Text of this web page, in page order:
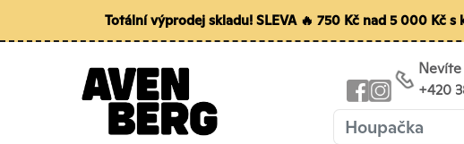
Totální výprodej skladu! SLEVA 🔥 750 Kč nad 5 000 Kč s
Nevíte
+420